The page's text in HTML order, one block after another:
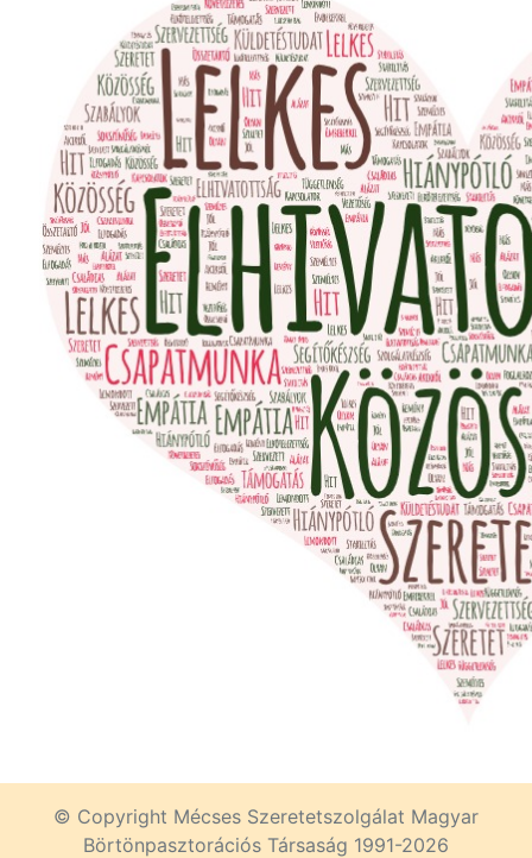
© Copyright Mécses Szeretetszolgálat Magyar
Börtönpasztorációs Társaság 1991-2026